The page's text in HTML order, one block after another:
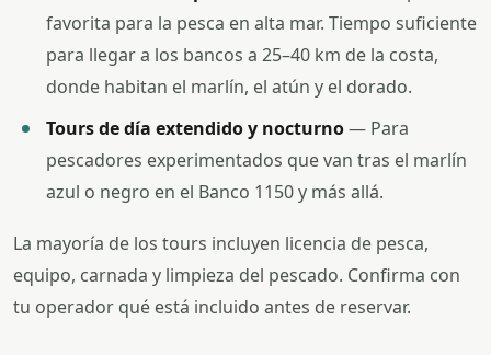
favorita para la pesca en alta mar. Tiempo suficiente
para llegar a los bancos a 25–40 km de la costa,
donde habitan el marlín, el atún y el dorado.
Tours de día extendido y nocturno— Para
pescadores experimentados que van tras el marlín
azul o negro en el Banco 1150 y más allá.
La mayoría de los tours incluyen licencia de pesca,
equipo, carnada y limpieza del pescado. Confirma con
tu operador qué está incluido antes de reservar.